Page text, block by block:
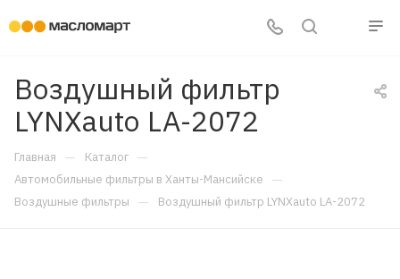
Воздушный фильтр
LYNXauto LA-2072
Главная — Каталог —
Автомобильные фильтры в Ханты-Мансийске —
Воздушные фильтры — Воздушный фильтр LYNXauto LA-2072